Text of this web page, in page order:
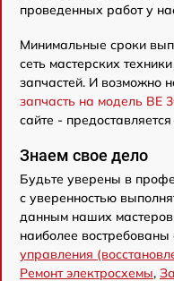
проведенных работ у
Минимальные сроки
сеть мастерских
запчастей. И возможно
запчасть на модель BE
сайте -
Знаем свое дело
Будьте уверены в
с уверенностью
данным наших мастеров
наиболее
управления
Ремонт электросхемы,